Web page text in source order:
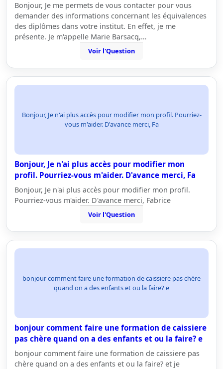
Bonjour, Je me permets de vous contacter pour vous
demander des informations concernant les équivalences
des diplômes dans votre institut. En effet, je me
présente. Je m'appelle Marie Barsacq,…
Voir l'Question
Bonjour, Je n'ai plus accès pour modifier mon profil. Pourriez-
vous m'aider. D'avance merci, Fa
Bonjour, Je n'ai plus accès pour modifier mon
profil. Pourriez-vous m'aider. D'avance merci, Fa
Bonjour, Je n'ai plus accès pour modifier mon profil.
Pourriez-vous m'aider. D'avance merci, Fabrice
Voir l'Question
bonjour comment faire une formation de caissiere pas chère
quand on a des enfants et ou la faire? e
bonjour comment faire une formation de caissiere
pas chère quand on a des enfants et ou la faire? e
bonjour comment faire une formation de caissiere pas
chère quand on a des enfants et ou la faire? et je